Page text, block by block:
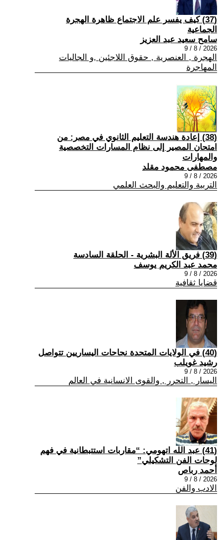
(37) كيف يفسر علم الاجتماع ظاهرة الهجرة
الجماعية
سامح سعيد عبد العزيز
2026 / 8 / 9
الهجرة , العنصرية , حقوق اللاجئين ,و الجاليات
المهاجرة
(38) إعادة هندسة التعليم الثانوي في مصر: من
امتحان المصير إلى نظام المسارات التخصصية
والمهارات
مصطفى محمود مقلد
2026 / 8 / 9
التربية والتعليم والبحث العلمي
(39) فريق الألة البشرية - الحلقة السادسة
محمد عبد الكريم يوسف
2026 / 8 / 9
قضايا ثقافية
(40) في الولايات المتحدة نجاحات اليساريين تتواصل
رشيد غويلب
2026 / 8 / 9
اليسار , التحرر , والقوى الانسانية في العالم
(41) عبد الله اتهومي: “مقاربات استتبطانية في فهم
لوحات الفن التشكيلي”
أحمد رباص
2026 / 8 / 9
الادب والفن